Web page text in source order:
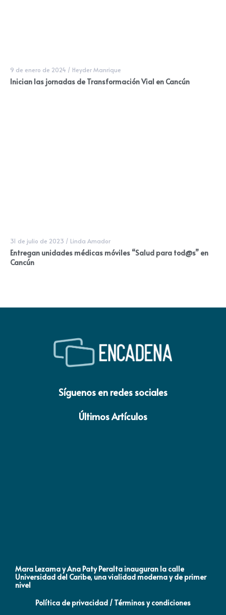
9 de enero de 2024 / Heyder Manrique
Inician las jornadas de Transformación Vial en Cancún
31 de julio de 2023 / Linda Amador
Entregan unidades médicas móviles “Salud para tod@s” en
Cancún
Síguenos en redes sociales
Últimos Artículos
Mara Lezama y Ana Paty Peralta inauguran la calle
Universidad del Caribe, una vialidad moderna y de primer
nivel
Política de privacidad / Términos y condiciones